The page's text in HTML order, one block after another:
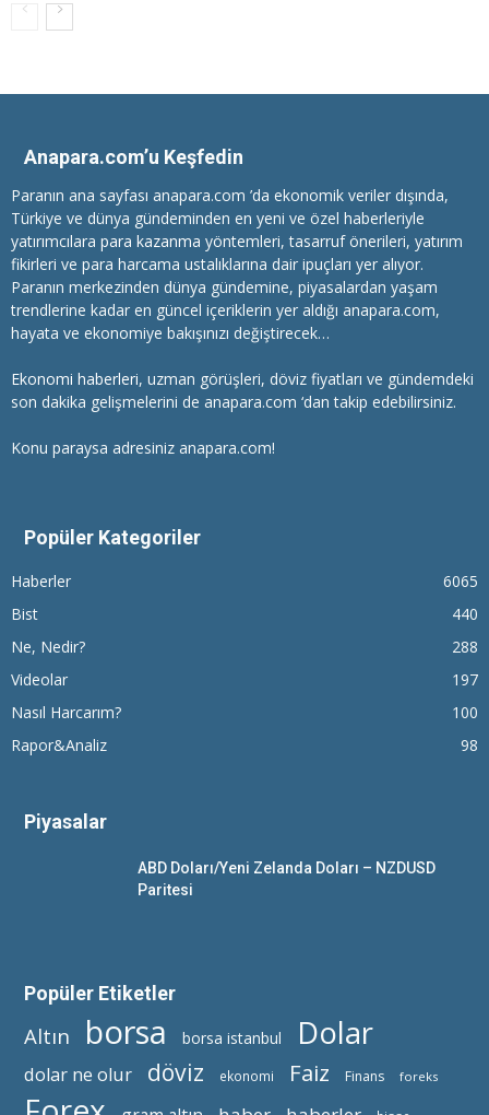
Anapara.com’u Keşfedin
Paranın ana sayfası anapara.com ’da ekonomik veriler dışında,
Türkiye ve dünya gündeminden en yeni ve özel haberleriyle
yatırımcılara para kazanma yöntemleri, tasarruf önerileri, yatırım
fikirleri ve para harcama ustalıklarına dair ipuçları yer alıyor.
Paranın merkezinden dünya gündemine, piyasalardan yaşam
trendlerine kadar en güncel içeriklerin yer aldığı anapara.com,
hayata ve ekonomiye bakışınızı değiştirecek…
Ekonomi haberleri, uzman görüşleri, döviz fiyatları ve gündemdeki
son dakika gelişmelerini de anapara.com ‘dan takip edebilirsiniz.
Konu paraysa adresiniz anapara.com!
Popüler Kategoriler
Haberler
6065
Bist
440
Ne, Nedir?
288
Videolar
197
Nasıl Harcarım?
100
Rapor&Analiz
98
Piyasalar
ABD Doları/Yeni Zelanda Doları – NZDUSD
Paritesi
Popüler Etiketler
Altın borsa borsa istanbul Dolar
dolar ne olur döviz ekonomi Faiz Finans foreks